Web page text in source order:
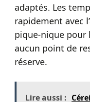
adaptés. Les
rapidement avec
pique-nique pour
aucun point de
réserve.
Lire aussi :